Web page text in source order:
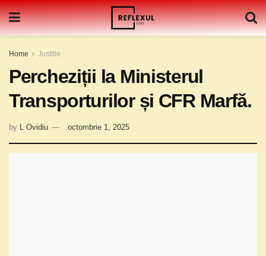
Home Justitie
Percheziții la Ministerul
Transporturilor și CFR Marfă.
by L Ovidiu octombrie 1, 2025